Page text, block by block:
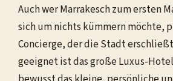
Auch wer Marrakesch zum ersten
sich um nichts kümmern möchte,
Concierge, der die Stadt
geeignet ist das große Luxus-